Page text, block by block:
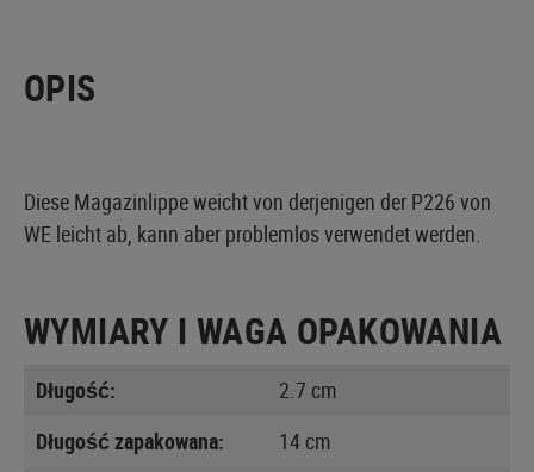
OPIS
Diese Magazinlippe weicht von derjenigen der P226 von
WE leicht ab, kann aber problemlos verwendet werden.
WYMIARY I WAGA OPAKOWANIA
Długość:
2.7 cm
Długość zapakowana:
14 cm